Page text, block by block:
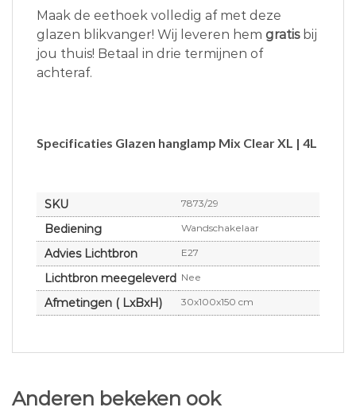
Maak de eethoek volledig af met deze
glazen blikvanger! Wij leveren hem gratisbij
jou thuis! Betaal in drie termijnen of
achteraf.
Specificaties Glazen hanglamp Mix Clear XL | 4L
SKU 7873/29
Bediening Wandschakelaar
Advies Lichtbron E27
Lichtbron meegeleverd Nee
Afmetingen ( LxBxH) 30x100x150 cm
Anderen bekeken ook